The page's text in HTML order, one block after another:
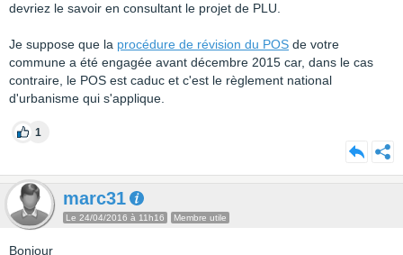
devriez le savoir en consultant le projet de PLU.
Je suppose que la procédure de révision du POS de votre
commune a été engagée avant décembre 2015 car, dans le cas
contraire, le POS est caduc et c'est le règlement national
d'urbanisme qui s'applique.
1
marc31
Le 24/04/2016 à 11h16 Membre utile
Bonjour